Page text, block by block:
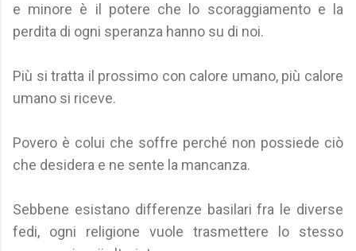
e minore è il potere che lo scoraggiamento e la
perdita di ogni speranza hanno su di noi.
Più si tratta il prossimo con calore umano, più calore
umano si riceve.
Povero è colui che soffre perché non possiede ciò
che desidera e ne sente la mancanza.
Sebbene esistano differenze basilari fra le diverse
fedi, ogni religione vuole trasmettere lo stesso